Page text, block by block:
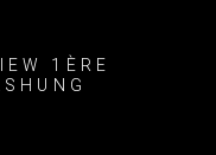
1ÈRE